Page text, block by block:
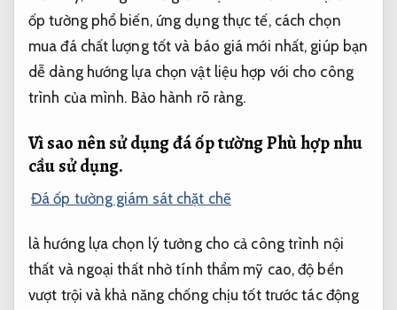
ốp tường phổ biến, ứng dụng thực tế, cách chọn
mua đá chất lượng tốt và báo giá mới nhất, giúp bạn
dễ dàng hướng lựa chọn vật liệu hợp với cho công
trình của mình. Bảo hành rõ ràng.
Vì sao nên sử dụng đá ốp tườngPhù hợp nhu
cầu sử dụng.
Đá ốp tường giám sát chặt chẽ
là hướng lựa chọn lý tưởng cho cả công trình nội
thất và ngoại thất nhờ tính thẩm mỹ cao, độ bền
vượt trội và khả năng chống chịu tốt trước tác động